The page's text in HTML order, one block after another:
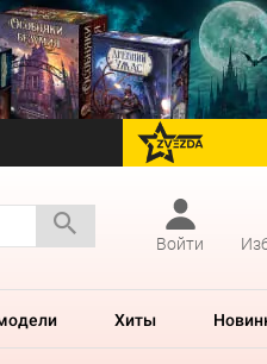
перейти на Zvezda
Войти
Хиты